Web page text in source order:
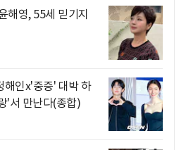
영, 55세 믿기지
해인x'중증' 대박 하
'서 만난다(종합)